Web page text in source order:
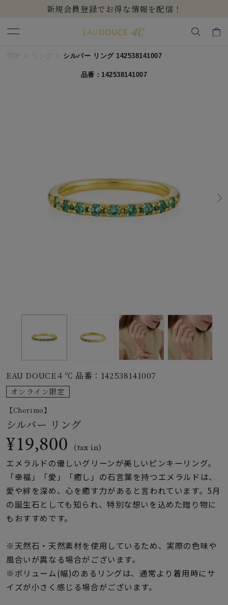
新規会員登録でお得な情報を配信！
キーワードで検索する
EAU DOUCE４℃
すべてのジュエリー
誕生石
石の色
ファッションテイス
ト
コレクション
レディース
リングサイズ
メンズ
リングサイズ
～
TOP リング シルバー リング 142538141007
品番：142538141007
EAU DOUCE４℃ 品番：142538141007
オンライン限定
【Cherimo】
シルバー リング
¥19,800 (tax in)
エメラルドの優しいグリーンが美しいピンキーリング。
「幸福」「愛」「癒し」の石言葉を持つエメラルドは、
愛や絆を深め、心を癒す力があると言われています。5月
の誕生石としても知られ、特別な想いを込めた贈り物に
もおすすめです。
※天然石・天然素材を使用しているため、実際の色味や
風合いが異なる場合がございます。
※ボリューム(幅)のあるリングは、通常より着用時にサ
イズが小さく感じる場合がございます。